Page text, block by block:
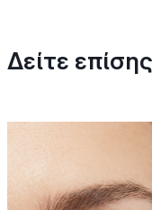
Δείτε επίσης